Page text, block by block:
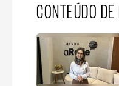
CONTEÚDO